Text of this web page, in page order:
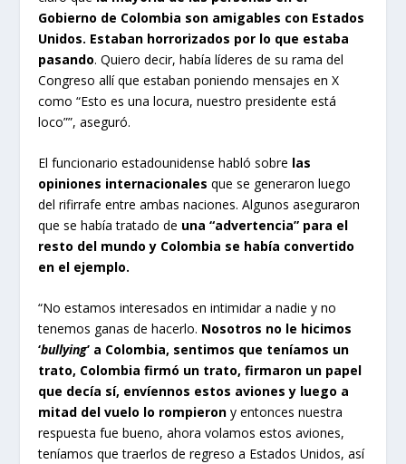
Gobierno de Colombia son amigables con Estados
Unidos. Estaban horrorizados por lo que estaba
pasando. Quiero decir, había líderes de su rama del
Congreso allí que estaban poniendo mensajes en X
como “Esto es una locura, nuestro presidente está
loco””, aseguró.
El funcionario estadounidense habló sobre las
opiniones internacionalesque se generaron luego
del rifirrafe entre ambas naciones. Algunos aseguraron
que se había tratado de una “advertencia” para el
resto del mundo y Colombia se había convertido
en el ejemplo.
“No estamos interesados en intimidar a nadie y no
tenemos ganas de hacerlo. Nosotros no le hicimos
‘bullying’ a Colombia, sentimos que teníamos un
trato, Colombia firmó un trato, firmaron un papel
que decía sí, envíennos estos aviones y luego a
mitad del vuelo lo rompieron y entonces nuestra
respuesta fue bueno, ahora volamos estos aviones,
teníamos que traerlos de regreso a Estados Unidos, así